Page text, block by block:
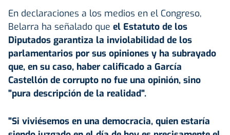
En declaraciones a los medios en el Congreso,
Belarra ha señalado que el Estatuto de los
Diputados garantiza la inviolabilidad de los
parlamentarios por sus opiniones y ha subrayado
que, en su caso, haber calificado a García
Castellón de corrupto no fue una opinión, sino
"pura descripción de la realidad".
"Si viviésemos en una democracia, quien estaría